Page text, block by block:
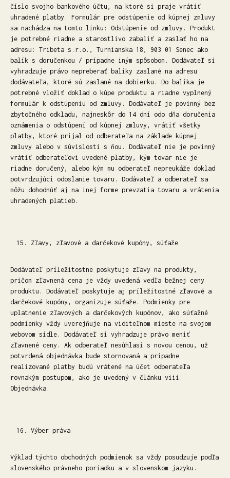
číslo svojho bankového účtu, na ktoré si praje vrátiť
uhradené platby. Formulár pre odstúpenie od kúpnej zmluvy
sa nachádza na tomto linku: Odstúpenie od zmluvy. Produkt
je potrebné riadne a starostlivo zabaliť a zaslať ho na
adresu: Tribeta s.r.o., Turnianska 18, 903 01 Senec ako
balík s doručenkou / prípadne iným spôsobom. Dodávateľ si
vyhradzuje právo nepreberať balíky zaslané na adresu
dodávateľa, ktoré sú zaslané na dobierku. Do balíka je
potrebné vložiť doklad o kúpe produktu a riadne vyplnený
formulár k odstúpeniu od zmluvy. Dodávateľ je povinný bez
zbytočného odkladu, najneskôr do 14 dní odo dňa doručenia
oznámenia o odstúpení od kúpnej zmluvy, vrátiť všetky
platby, ktoré prijal od odberateľa na základe kúpnej
zmluvy alebo v súvislosti s ňou. Dodávateľ nie je povinný
vrátiť odberateľovi uvedené platby, kým tovar nie je
riadne doručený, alebo kým mu odberateľ nepreukáže doklad
potvrdzujúci odoslanie tovaru. Dodávateľ a odberateľ sa
môžu dohodnúť aj na inej forme prevzatia tovaru a vrátenia
uhradených platieb.
Zľavy, zľavové a darčekové kupóny, súťaže
Dodávateľ príležitostne poskytuje zľavy na produkty,
pričom zľavnená cena je vždy uvedená vedľa bežnej ceny
produktu. Dodávateľ poskytuje aj príležitostné zľavové a
darčekové kupóny, organizuje súťaže. Podmienky pre
uplatnenie zľavových a darčekových kupónov, ako súťažné
podmienky vždy uverejňuje na viditeľnom mieste na svojom
webovom sídle. Dodávateľ si vyhradzuje právo meniť
zľavnené ceny. Ak odberateľ nesúhlasí s novou cenou, už
potvrdená objednávka bude stornovaná a prípadne
realizované platby budú vrátené na účet odberateľa
rovnakým postupom, ako je uvedený v článku viii.
Objednávka.
Výber práva
Výklad týchto obchodných podmienok sa vždy posudzuje podľa
slovenského právneho poriadku a v slovenskom jazyku.